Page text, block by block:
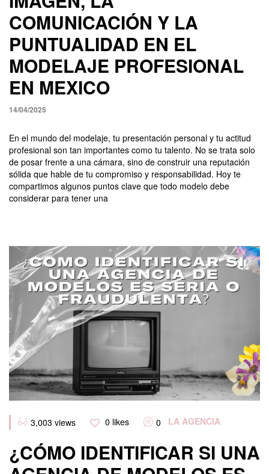
COMUNICACIÓN Y LA
PUNTUALIDAD EN EL
MODELAJE PROFESIONAL
EN MEXICO
14/04/2025
En el mundo del modelaje, tu presentación personal y tu actitud
profesional son tan importantes como tu talento. No se trata solo
de posar frente a una cámara, sino de construir una reputación
sólida que hable de tu compromiso y responsabilidad. Hoy te
compartimos algunos puntos clave que todo modelo debe
considerar para tener una
Categories
LA AGENCIA
0
0 likes
3,003 views
¿CÓMO IDENTIFICAR SI UNA